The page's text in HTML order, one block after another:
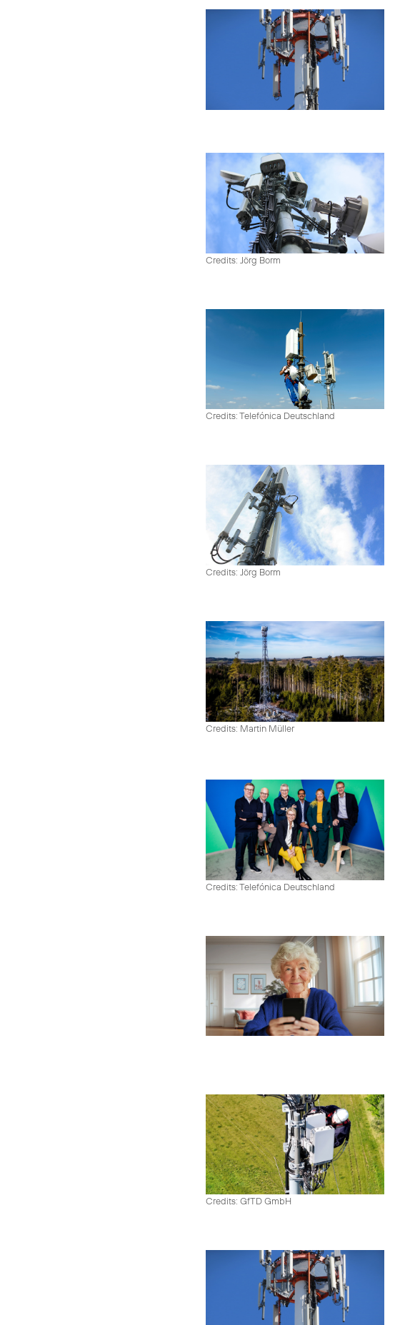
Credits: Jörg Borm
Credits: Telefónica Deutschland
Credits: Jörg Borm
Credits: Martin Müller
Credits: Telefónica Deutschland
Credits: GfTD GmbH